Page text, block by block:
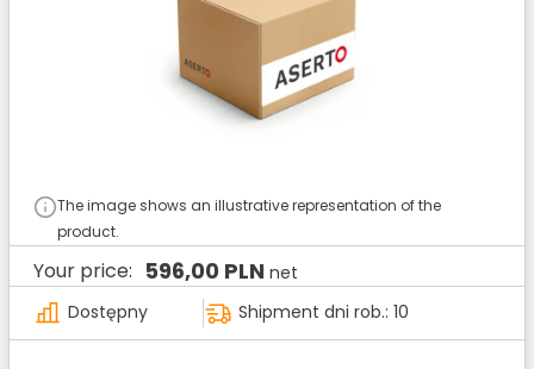
The image shows an illustrative representation of the
product.
Your price: 596,00 PLN net
Dostępny
Shipment dni rob.: 10